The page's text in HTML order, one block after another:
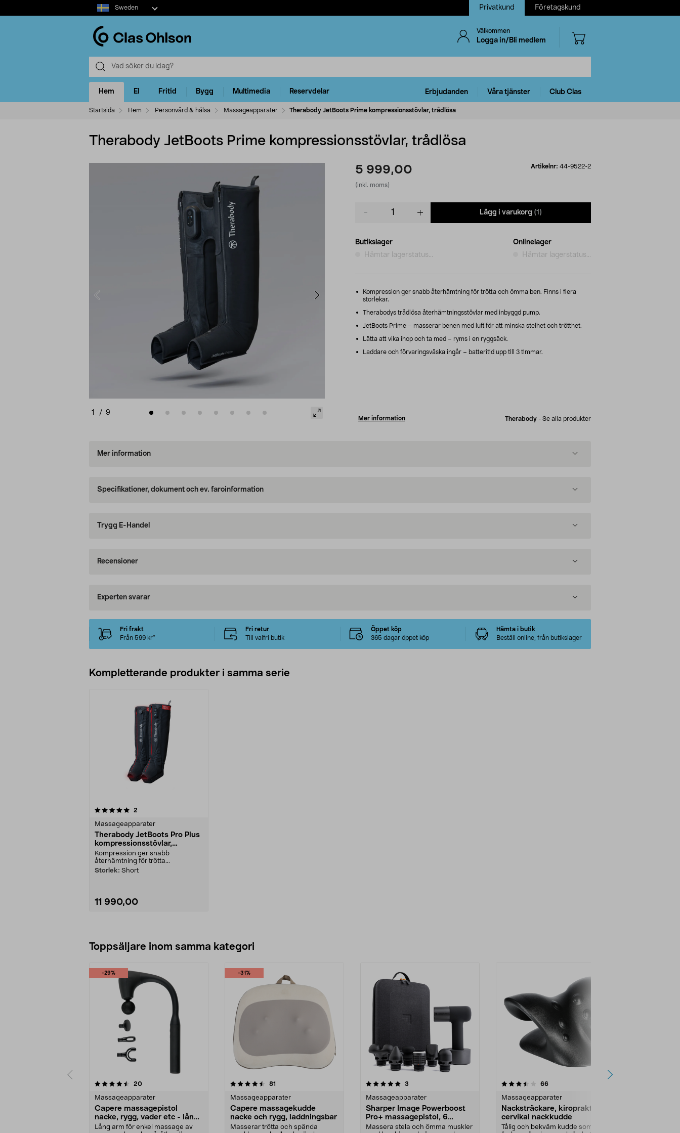
Select
market
Sweden Privatkund Företagskund
Välkommen
Logga in/Bli medlem
Hem El Fritid Bygg Multimedia Reservdelar Erbjudanden Våra tjänster Club Clas
Startsida Hem Personvård & hälsa Massageapparater Therabody JetBoots Prime kompressionsstövlar, trådlösa
Therabody JetBoots Prime kompressionsstövlar, trådlösa
1 / 9
5 999,00
(inkl. moms)
Artikelnr: 44-9522-2
Lägg i varukorg (1)
Butikslager
Hämtar lagerstatus...
Onlinelager
Hämtar lagerstatus...
Kompression ger snabb återhämtning för trötta och ömma ben. Finns i flera
storlekar.
Therabodys trådlösa återhämtningsstövlar med inbyggd pump.
JetBoots Prime – masserar benen med luft för att minska stelhet och trötthet.
Lätta att vika ihop och ta med – ryms i en ryggsäck.
Laddare och förvaringsväska ingår – batteritid upp till 3 timmar.
Mer information Therabody - Se alla produkter
Mer information
Specifikationer, dokument och ev. faroinformation
Trygg E-Handel
Recensioner
Experten svarar
Fri frakt
Från 599 kr*
Fri retur
Till valfri butik
Öppet köp
365 dagar öppet köp
Hämta i butik
Beställ online, från butikslager
Kompletterande produkter i samma serie
2
Massageapparater
Therabody JetBoots Pro Plus
kompressionsstövlar,
trådlösa
Kompression ger snabb
återhämtning för trötta...
Storlek: Short
11 990,00
Toppsäljare inom samma kategori
-29%
20recensioner
Massageapparater
Capere massagepistol
nacke, rygg, vader etc - lång
arm
Lång arm för enkel massage av
-31%
4.5 av 5 stjärnor 81
Massageapparater
Capere massagekudde
nacke och rygg, laddningsbar
Masserar trötta och spända
5.0 av 5 stjärnor 3
Massageapparater
Sharper Image Powerboost
Pro+ massagepistol, 6
munstycken
Massera stela och ömma muskler
3.5 av 5 stjärnor 66recensioner
Massageapparater
Nacksträckare, kiropraktisk
cervikal nackkudde
Tålig och bekväm kudde som kan
4.5 av 5 stjärnor